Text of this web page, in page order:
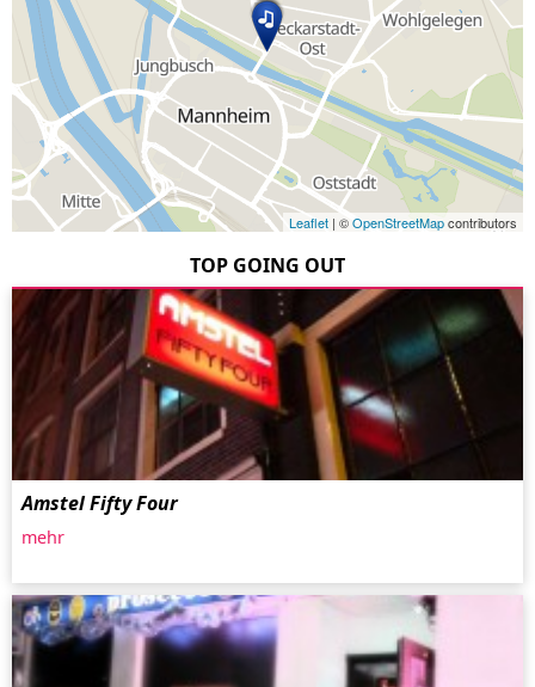
Leaflet | ©OpenStreetMapcontributors
TOP GOING OUT
Amstel Fifty Four
mehr